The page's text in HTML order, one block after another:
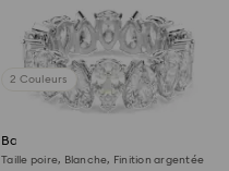
2 Couleurs
Bague Matrix Vittore
Taille poire, Blanche, Finition argentée